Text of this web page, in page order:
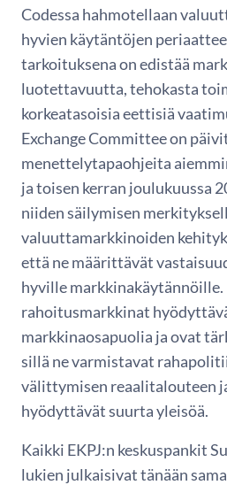
Codessa hahmotellaan
hyvien käytäntöjen
tarkoituksena on edistää
luotettavuutta, tehokasta
korkeatasoisia eettisiä
Exchange Committee on
menettelytapaohjeita
ja toisen kerran joulukuussa
niiden säilymisen
valuuttamarkkinoiden
että ne määrittävät
hyville
rahoitusmarkkinat
markkinaosapuolia ja ovat
sillä ne varmistavat
välittymisen reaalitalouteen
hyödyttävät suurta yleisöä.
Kaikki EKPJ:n keskuspankit
lukien julkaisivat tänään